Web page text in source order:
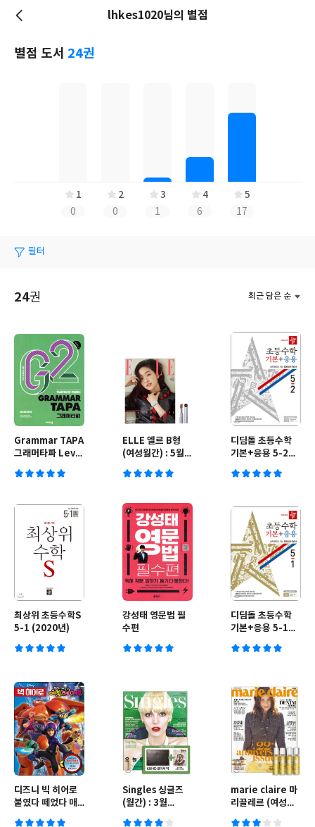
lhkes1020님의 별점
별점 도서 24권
1
0
2
0
3
1
4
6
5
17
필터
최근 담은 순
24권
Grammar TAPA
그래머타파 Level
ELLE 엘르 B형
(여성월간) : 5월
디딤돌 초등수학
기본+응용 5-2
최상위 초등수학S
5-1 (2020년)
강성태 영문법 필
수편
디딤돌 초등수학
기본+응용 5-1
디즈니 빅 히어로
붙였다 떼었다 매
Singles 싱글즈
(월간) : 3월
marie claire 마
리끌레르 (여성월